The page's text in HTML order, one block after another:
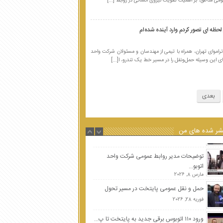
ای تصور کردم وارد آینده شده‌ام
تهران، همراه با تیمی از مهندسان و مسئولان شرکت واحد
این وسیله حمل‌ونقل را در مسیر خط یک تندرو، ا[...]
بعدی
شده های من
آگوست 13, 2025
به بهانه ۶۹ سالگی شرکت واحد اتوبوسرانی ت...
سید میثاق اختر به‌عنوان رئیس روابط عمومی...
انتصاب سیدمیثاق اختر به عنوان مسئول
رواب...
بهره گیری 1500 نمایشگر ناوگان اتوبوسرانی...
جولای 7, 2026
توضیحات مدیر روابط عمومی شرکت واحد
اتوبو...
مارس 8, 2026
حمل و نقل عمومی پایتخت در مسیر تحول
فوریه 28, 2026
ورود ۱۱۰ اتوبوس برقی جدید به پایتخت تا پ...